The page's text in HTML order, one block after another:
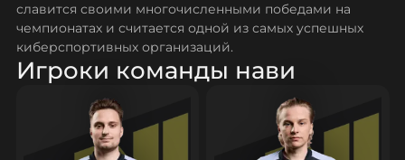
славится своими многочисленными победами на
чемпионатах и считается одной из самых успешных
киберспортивных организаций.
Игроки команды нави